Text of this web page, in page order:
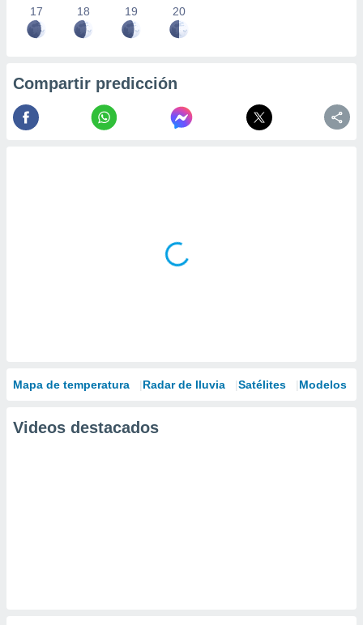
17 18 19 20
Compartir predicción
Mapa de temperatura Radar de lluvia Satélites Modelos
Videos destacados